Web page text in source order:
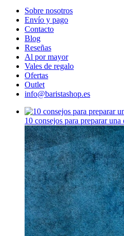
Sobre nosotros
Envío y pago
Contacto
Blog
Reseñas
Al por mayor
Vales de regalo
Ofertas
Outlet
info@baristashop.es
10 consejos para preparar una